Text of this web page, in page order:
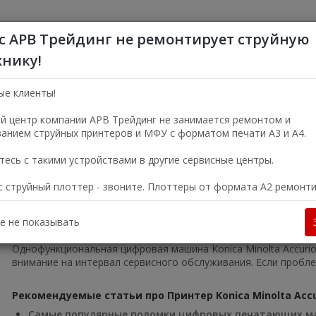
Пн—Пт 9:00—18:00
в Москве Цифровые печатные машины Принтер Konica
C14000
Однофункциональная цифровая машина Konica Minolta
внимание на интервал сервисного обслуживания. Если
Рекомендуемые статьи про Принтер Konica Minolta
АРВ Трейдинг не ремонтирует струйную
клиенты!
центр компании АРВ Трейдинг не занимается ремонтом и
струйных принтеров и МФУ с форматом печати А3 и А4.
с такими устройствами в другие сервисные центры.
струйный плоттер - звоните. Плоттеры от формата А2
не показывать